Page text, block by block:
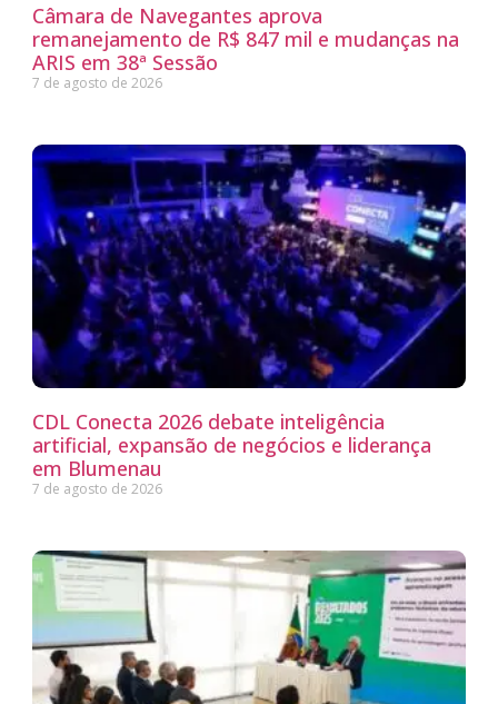
Câmara de Navegantes aprova
remanejamento de R$ 847 mil e mudanças na
ARIS em 38ª Sessão
7 de agosto de 2026
CDL Conecta 2026 debate inteligência
artificial, expansão de negócios e liderança
em Blumenau
7 de agosto de 2026